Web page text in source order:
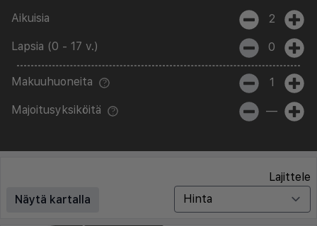
Aikuisia 2
Lapsia (0 - 17 v.) 0
Makuuhuoneita 1
Majoitusyksiköitä —
Näytä kartalla
Lajittele